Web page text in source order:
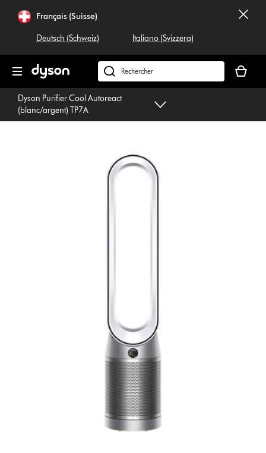
Français (Suisse)
Deutsch (Schweiz) Italiano (Svizzera)
Rechercher
dyson.ch
panier
est
Dyson Purifier Cool Autoreact
(blanc/argent) TP7A